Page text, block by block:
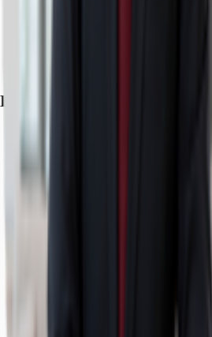
Exposé herunterladen